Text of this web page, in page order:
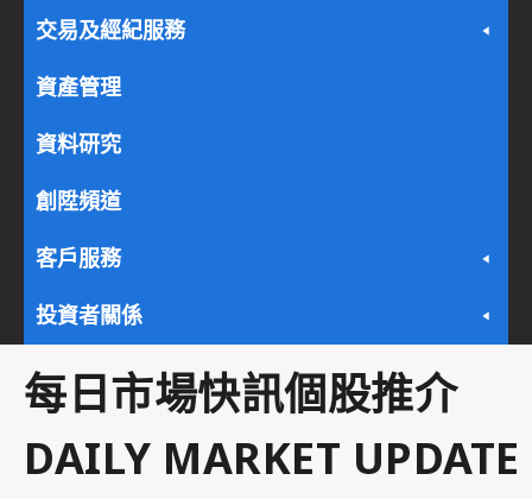
交易及經紀服務
資產管理
資料研究
創陞頻道
客戶服務
投資者關係
每日市場快訊個股推介
DAILY MARKET UPDATE